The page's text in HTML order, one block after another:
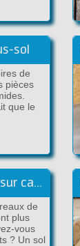
sol
de
pièces
que le
Salle de bain au sol en résine époxy sur carrelage
de
plus
vous
? Un sol